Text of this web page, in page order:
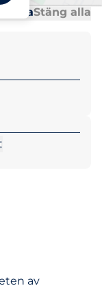
allaStäng alla
av